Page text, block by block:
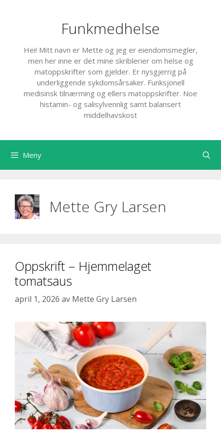
Funkmedhelse
Hei! Mitt navn er Mette og jeg er eiendomsmegler,
men her inne er det mine skriblerier om helse og
matoppskrifter som gjelder. Er nysgjerrig på
underliggende sykdomsårsaker. Funksjonell
medisinsk tilnærming og ellers matoppskrifter. Noe
histamin- og salisylvennlig samt balansert
middelhavskost
Meny
Mette Gry Larsen
Oppskrift – Hjemmelaget
tomatsaus
april 1, 2026 av Mette Gry Larsen